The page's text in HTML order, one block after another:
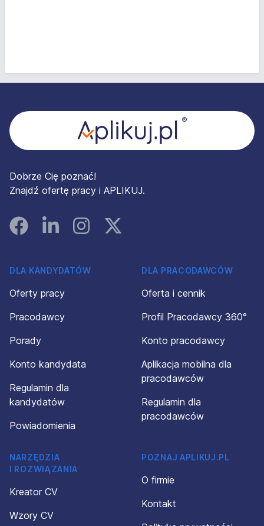
Dobrze Cię poznać!
Znajdź ofertę pracy i APLIKUJ.
FacebookLinked InInstagramInstagram
DLA KANDYDATÓW
Oferty pracy
Pracodawcy
Porady
Konto kandydata
Regulamin dla
kandydatów
Powiadomienia
DLA PRACODAWCÓW
Oferta i cennik
Profil Pracodawcy 360°
Konto pracodawcy
Aplikacja mobilna dla
pracodawców
Regulamin dla
pracodawców
NARZĘDZIA
I ROZWIĄZANIA
Kreator CV
Wzory CV
POZNAJ APLIKUJ.PL
O firmie
Kontakt